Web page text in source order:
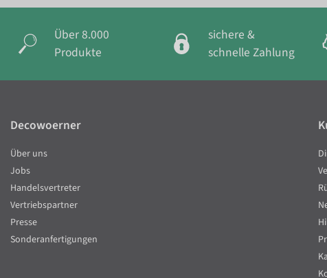
Über 8.000
Produkte
sichere &
schnelle Zahlung
Decowoerner
Über uns
Jobs
Handelsvertreter
Vertriebspartner
Presse
Sonderanfertigungen